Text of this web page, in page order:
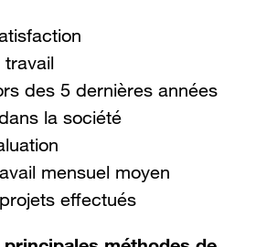
des 5 dernières années
la société
mensuel moyen
effectués